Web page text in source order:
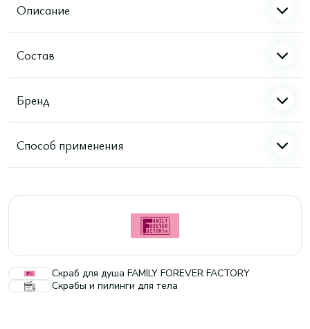
Описание
Состав
Бренд
Способ применения
Скраб для душа FAMILY FOREVER FACTORY
Скрабы и пилинги для тела